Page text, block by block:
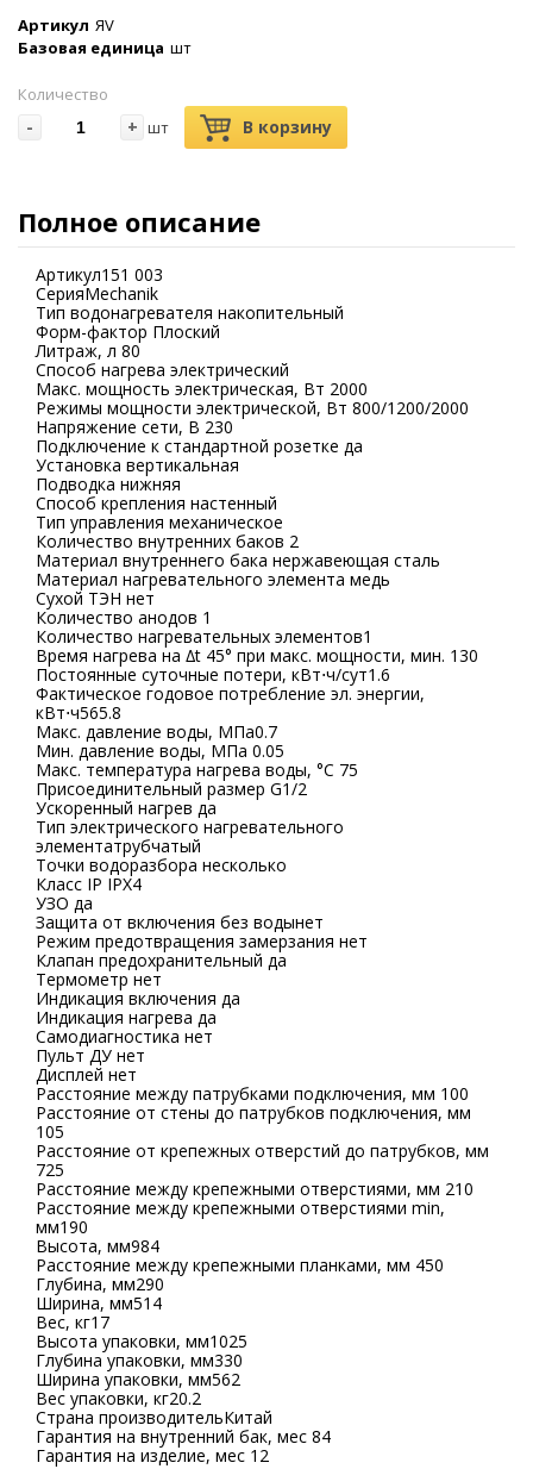
Артикул ЯV
Базовая единица шт
Количество
- + шт В корзину
Полное описание
Артикул151 003
СерияMechanik
Тип водонагревателя накопительный
Форм-фактор Плоский
Литраж, л 80
Способ нагрева электрический
Макс. мощность электрическая, Вт 2000
Режимы мощности электрической, Вт 800/1200/2000
Напряжение сети, В 230
Подключение к стандартной розетке да
Установка вертикальная
Подводка нижняя
Способ крепления настенный
Тип управления механическое
Количество внутренних баков 2
Материал внутреннего бака нержавеющая сталь
Материал нагревательного элемента медь
Сухой ТЭН нет
Количество анодов 1
Количество нагревательных элементов1
Время нагрева на ∆t 45° при макс. мощности, мин. 130
Постоянные суточные потери, кВт⋅ч/сут1.6
Фактическое годовое потребление эл. энергии,
кВт⋅ч565.8
Макс. давление воды, МПа0.7
Мин. давление воды, МПа 0.05
Макс. температура нагрева воды, °С 75
Присоединительный размер G1/2
Ускоренный нагрев да
Тип электрического нагревательного
элементатрубчатый
Точки водоразбора несколько
Класс IP IPX4
УЗО да
Защита от включения без водынет
Режим предотвращения замерзания нет
Клапан предохранительный да
Термометр нет
Индикация включения да
Индикация нагрева да
Самодиагностика нет
Пульт ДУ нет
Дисплей нет
Расстояние между патрубками подключения, мм 100
Расстояние от стены до патрубков подключения, мм
105
Расстояние от крепежных отверстий до патрубков, мм
725
Расстояние между крепежными отверстиями, мм 210
Расстояние между крепежными отверстиями min,
мм190
Высота, мм984
Расстояние между крепежными планками, мм 450
Глубина, мм290
Ширина, мм514
Вес, кг17
Высота упаковки, мм1025
Глубина упаковки, мм330
Ширина упаковки, мм562
Вес упаковки, кг20.2
Страна производительКитай
Гарантия на внутренний бак, мес 84
Гарантия на изделие, мес 12